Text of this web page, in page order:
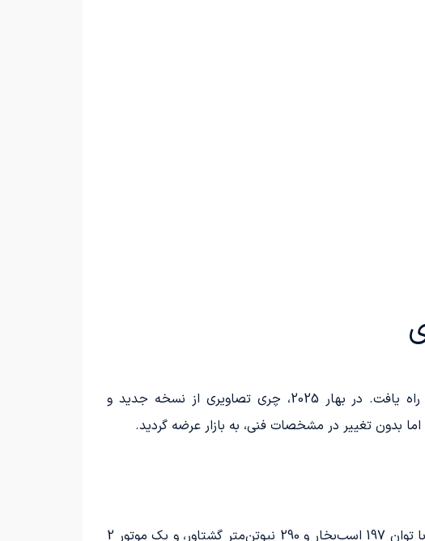
چری آریزو 8 برای اولین بار در سال 2022 رونمایی شد و به بازارهای مختلفی از جمله ایران و روسیه راه یافت. در بهار 2025، چری تصاویری از نسخه جدید و
چری آریزو 8 پرو از گزینه‌های متنوعی برای پیشرانه برخوردار است که شامل یک موتور 1.6 لیتری توربوشارژ با توان 197 اسب‌بخار و 290 نیوتن‌متر گشتاور، و یک موتور 2